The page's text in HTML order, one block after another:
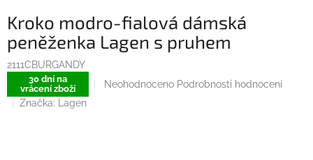
Kroko modro-fialová dámská
peněženka Lagen s pruhem
2111CBURGANDY
30 dní na
vrácení zboží
Průměrné
Neohodnoceno Podrobnosti hodnocení
Značka: Lagen